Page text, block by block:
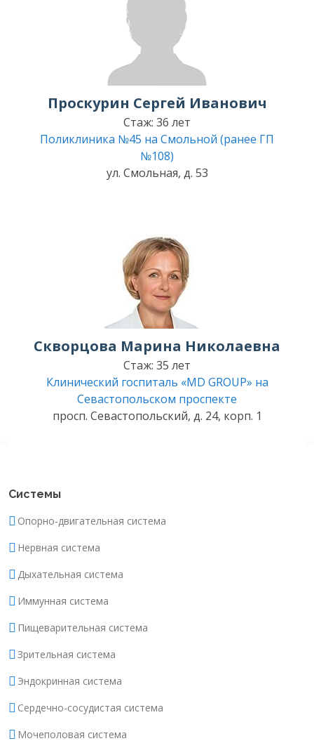
Проскурин Сергей Иванович
Стаж: 36 лет
Поликлиника №45 на Смольной (ранее ГП
№108)
ул. Смольная, д. 53
Скворцова Марина Николаевна
Стаж: 35 лет
Клинический госпиталь «MD GROUP» на
Севастопольском проспекте
просп. Севастопольский, д. 24, корп. 1
Системы
Опорно-двигательная система
Нервная система
Дыхательная система
Иммунная система
Пищеварительная система
Зрительная система
Эндокринная система
Сердечно-сосудистая система
Мочеполовая система